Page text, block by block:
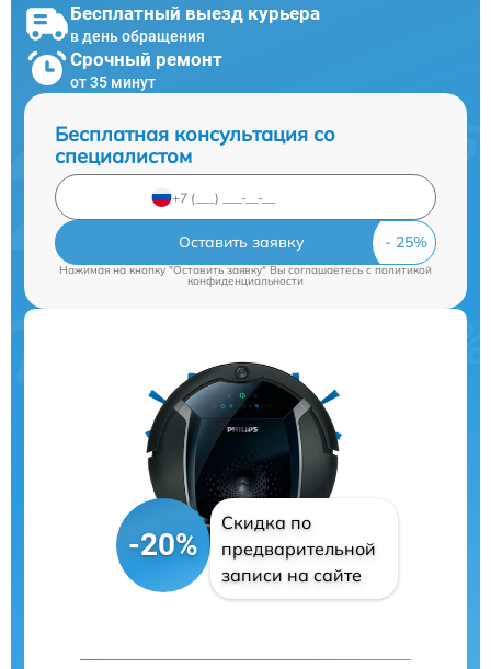
Бесплатный выезд курьера
в день обращения
Срочный ремонт
от 35 минут
Бесплатная консультация со
специалистом
Оставить заявку
Нажимая на кнопку "Оставить заявку" Вы соглашаетесь c политикой
конфиденциальности
-20%
Скидка по
предварительной
записи на сайте